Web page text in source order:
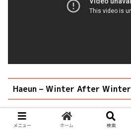
Haeun – Winter After Winter
メニュー ホーム 検索